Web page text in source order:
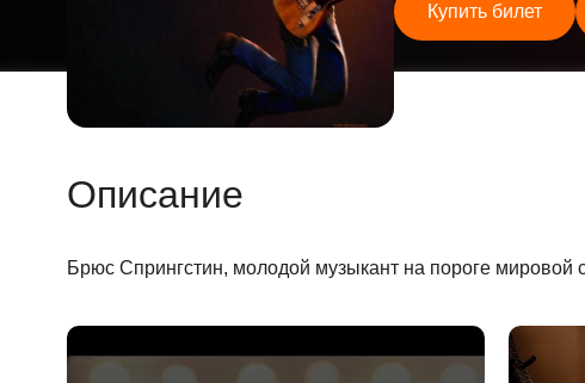
Купить билет
Описание
Брюс Спрингстин, молодой музыкант на пороге мировой